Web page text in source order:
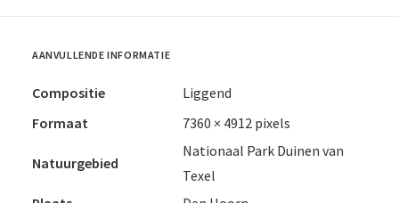
AANVULLENDE INFORMATIE
Compositie
Liggend
Formaat
7360 × 4912 pixels
Natuurgebied
Nationaal Park Duinen van
Texel